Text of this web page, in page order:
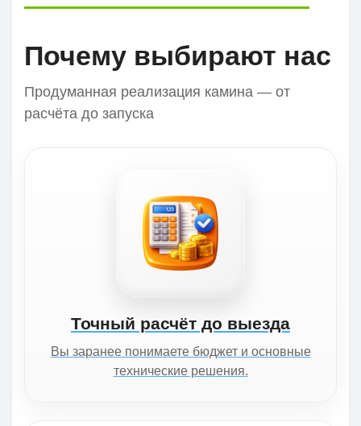
Почему выбирают нас
Продуманная реализация камина — от
расчёта до запуска
Точный расчёт до выезда
Вы заранее понимаете бюджет и основные
технические решения.